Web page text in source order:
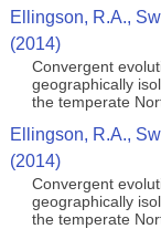
Ellingson, R.A.,
(2014)
Convergent
geographically
the temperate
Ellingson, R.A.,
(2014)
Convergent
geographically
the temperate